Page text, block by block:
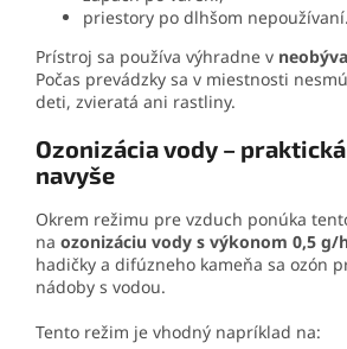
priestory po dlhšom nepoužívaní.
Prístroj sa používa výhradne v
Počas prevádzky sa v miestnosti
deti, zvieratá ani rastliny.
Ozonizácia vody –
navyše
Okrem režimu pre vzduch ponúka
na ozonizáciu vody s výkonom 0,5 g/
hadičky a difúzneho kameňa sa ozón
nádoby s vodou.
Tento režim je vhodný napríklad na: